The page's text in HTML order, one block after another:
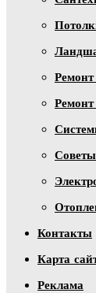
Ремонт
Контакты
Карта
Реклама